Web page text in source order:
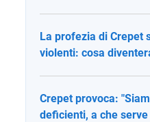
La profezia di Crepet
violenti: cosa
Crepet provoca:
deficienti, a che